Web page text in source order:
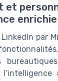
et
enrichie
LinkedIn par